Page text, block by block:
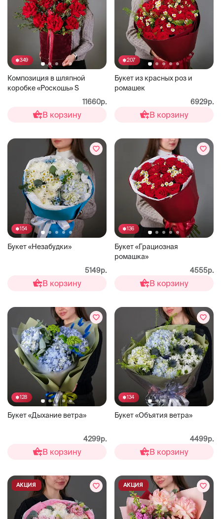
349
Композиция в шляпной
коробке «Роскошь» S
11660р.
В корзину
207
Букет из красных роз и
ромашек
6929р.
В корзину
154
Букет «Незабудки»
5149р.
В корзину
136
Букет «Грациозная
ромашка»
4555р.
В корзину
128
Букет «Дыхание ветра»
4299р.
В корзину
134
Букет «Объятия ветра»
4499р.
В корзину
АКЦИЯ АКЦИЯ